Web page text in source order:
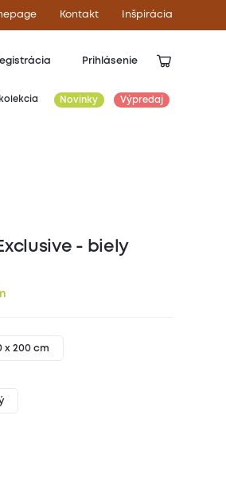
Kontakt Inšpirácia
Prihlásenie
Novinky Výpredaj
- biely
x 200 cm